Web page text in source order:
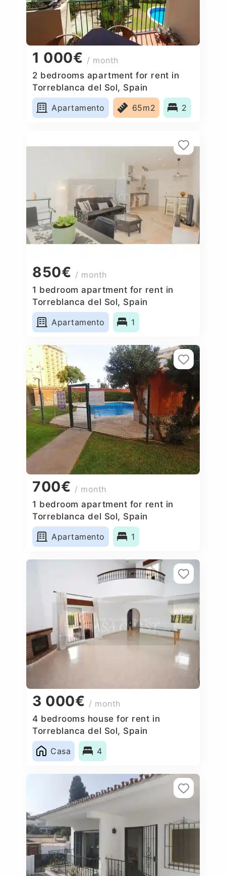
1 000€ / month
2 bedrooms apartment for rent in
Torreblanca del Sol, Spain
Apartamento
65m2 2
850€ / month
1 bedroom apartment for rent in
Torreblanca del Sol, Spain
Apartamento
1
700€ / month
1 bedroom apartment for rent in
Torreblanca del Sol, Spain
Apartamento
1
3 000€ / month
4 bedrooms house for rent in
Torreblanca del Sol, Spain
Casa
4